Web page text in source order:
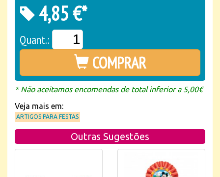
4,85 €*
Quant.:
COMPRAR
* Não aceitamos encomendas de total inferior a 5,00€
Veja mais em:
ARTIGOS PARA FESTAS
Outras Sugestões